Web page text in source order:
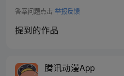
答案问题点击 举报反馈
提到的作品
腾讯动漫App